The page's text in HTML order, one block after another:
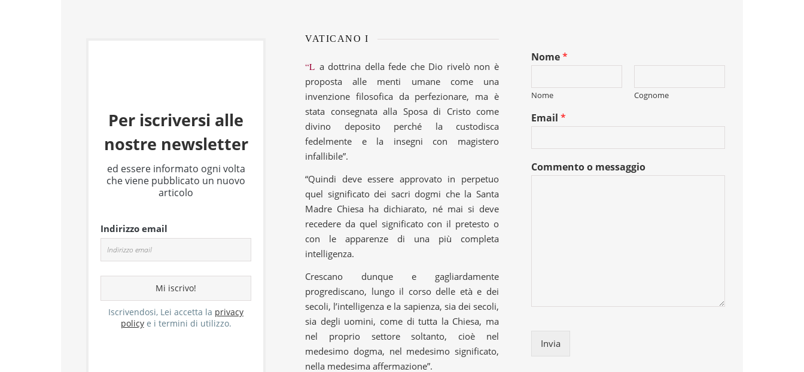
Per iscriversi alle
nostre newsletter
ed essere informato ogni volta
che viene pubblicato un nuovo
articolo
Indirizzo email
Iscrivendosi, Lei accetta la privacy
policye i termini di utilizzo.
VATICANO I
“La dottrina della fede che Dio rivelò non è
proposta alle menti umane come una
invenzione filosofica da perfezionare, ma è
stata consegnata alla Sposa di Cristo come
divino deposito perché la custodisca
fedelmente e la insegni con magistero
infallibile”.
“Quindi deve essere approvato in perpetuo
quel significato dei sacri dogmi che la Santa
Madre Chiesa ha dichiarato, né mai si deve
recedere da quel significato con il pretesto o
con le apparenze di una più completa
intelligenza.
Crescano dunque e gagliardamente
progrediscano, lungo il corso delle età e dei
secoli, l’intelligenza e la sapienza, sia dei secoli,
sia degli uomini, come di tutta la Chiesa, ma
nel proprio settore soltanto, cioè nel
medesimo dogma, nel medesimo significato,
nella medesima affermazione”.
Nome*
Nome Cognome
Email *
Commento o messaggio
Invia